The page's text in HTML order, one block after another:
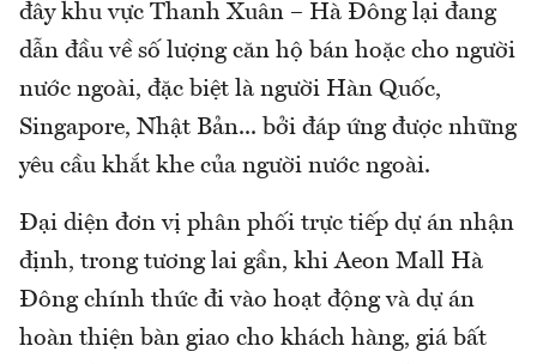
đây khu vực Thanh Xuân – Hà Đông lại đang
dẫn đầu về số lượng căn hộ bán hoặc cho người
nước ngoài, đặc biệt là người Hàn Quốc,
Singapore, Nhật Bản... bởi đáp ứng được những
yêu cầu khắt khe của người nước ngoài.
Đại diện đơn vị phân phối trực tiếp dự án nhận
định, trong tương lai gần, khi Aeon Mall Hà
Đông chính thức đi vào hoạt động và dự án
hoàn thiện bàn giao cho khách hàng, giá bất